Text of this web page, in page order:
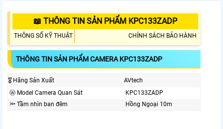
📖 THÔNG TIN SẢN PHẨM KPC133ZADP
THÔNG SỐ KỸ THUẬT CHÍNH SÁCH BẢO HÀNH
THÔNG TIN SẢN PHẨM CAMERA KPC133ZADP
🎖️ Hãng Sản Xuất
AVtech
ⓦ Model Camera Quan Sát
KPC133ZADP
🔦 Tầm nhìn ban đêm
Hồng Ngoại 10m